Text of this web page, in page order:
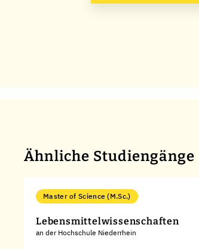
Ähnliche Studiengänge
Master of Science (M.Sc.)
Lebensmittelwissenschaften
an der Hochschule Niederrhein